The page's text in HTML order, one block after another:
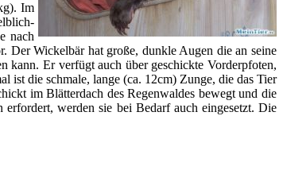
Im
nach
Der Wickelbär hat große, dunkle Augen die an seine
kann. Er verfügt auch über geschickte Vorderpfoten,
ist die schmale, lange (ca. 12cm) Zunge, die das Tier
im Blätterdach des Regenwaldes bewegt und die
werden sie bei Bedarf auch eingesetzt. Die